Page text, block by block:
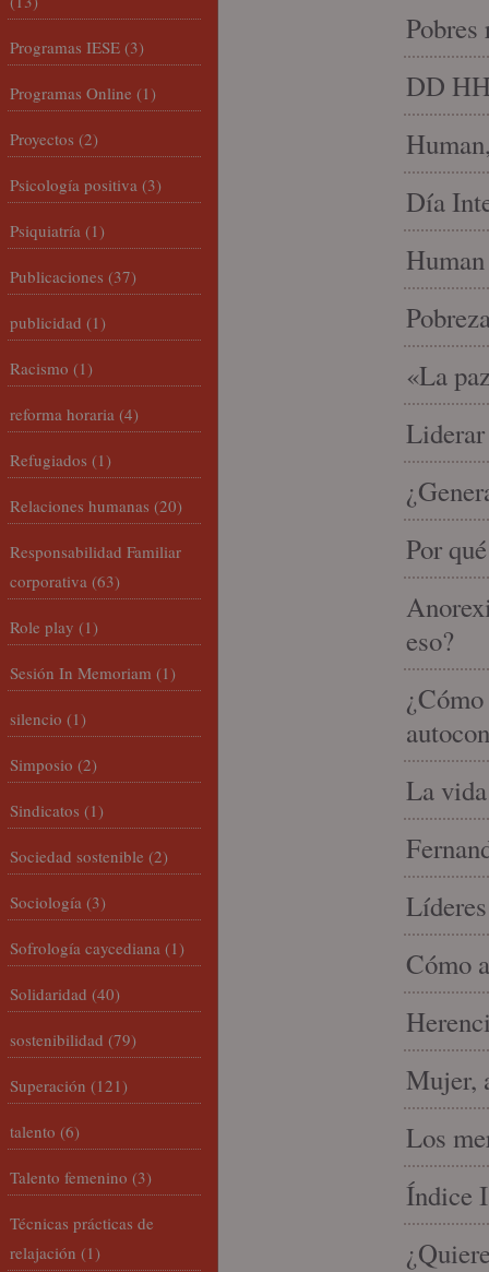
DD
Día
«La
Liderar
Por
eso?
La
Cómo
Mujer,
Los
Índice
Programas IESE (3)
Programas Online (1)
Proyectos (2)
Psicología positiva (3)
Psiquiatría (1)
Publicaciones (37)
publicidad (1)
Racismo (1)
reforma horaria (4)
Refugiados (1)
Relaciones humanas (20)
Responsabilidad Familiar
corporativa (63)
Role play (1)
Sesión In Memoriam (1)
silencio (1)
Simposio (2)
Sindicatos (1)
Sociedad sostenible (2)
Sociología (3)
Sofrología caycediana (1)
Solidaridad (40)
sostenibilidad (79)
Superación (121)
talento (6)
Talento femenino (3)
Técnicas prácticas de
relajación (1)